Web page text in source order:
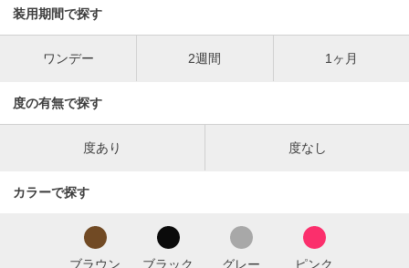
装用期間で探す
ワンデー 2週間 1ヶ月
度の有無で探す
度あり 度なし
カラーで探す
ブラウン ブラック グレー ピンク